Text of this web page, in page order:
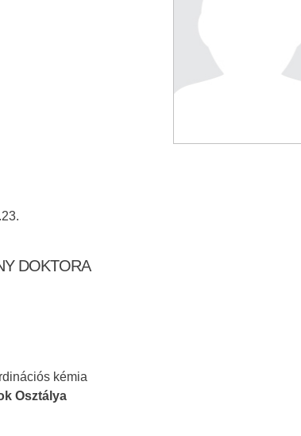
DOKTORA
kémia
Osztálya